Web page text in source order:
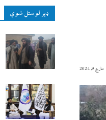
ډېر لوستل شوي
مارچ 9, 2024